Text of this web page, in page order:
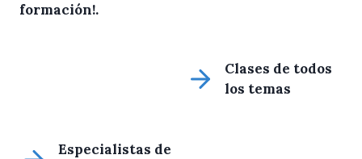
formación!.
Clases de todos
los temas
Especialistas de